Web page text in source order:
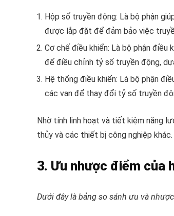
Hộp số truyền động: Là bộ phận
được lắp đặt để đảm bảo việc
Cơ chế điều khiển: Là bộ phận điều
để điều chỉnh tỷ số truyền động,
Hệ thống điều khiển: Là bộ phận
các van để thay đổi tỷ số truyền
Nhờ tính linh hoạt và tiết kiệm năng
thủy và các thiết bị công nghiệp khác.
3. Ưu nhược điểm của
Dưới đây là bảng so sánh ưu và